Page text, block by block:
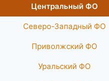
Центральный ФО
Северо-Западный ФО
Приволжский ФО
Уральский ФО